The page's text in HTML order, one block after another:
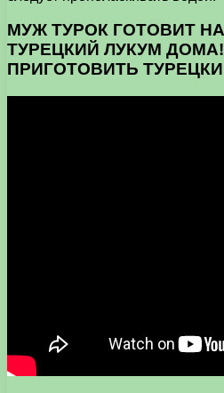
МУЖ ТУРОК ГОТОВИТ
ТУРЕЦКИЙ ЛУКУМ
ПРИГОТОВИТЬ